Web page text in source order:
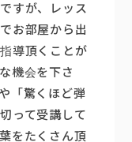
すが、レッス
お部屋から出
導頂くことが
機会を下さ
「驚くほど弾
って受講して
をたくさん頂